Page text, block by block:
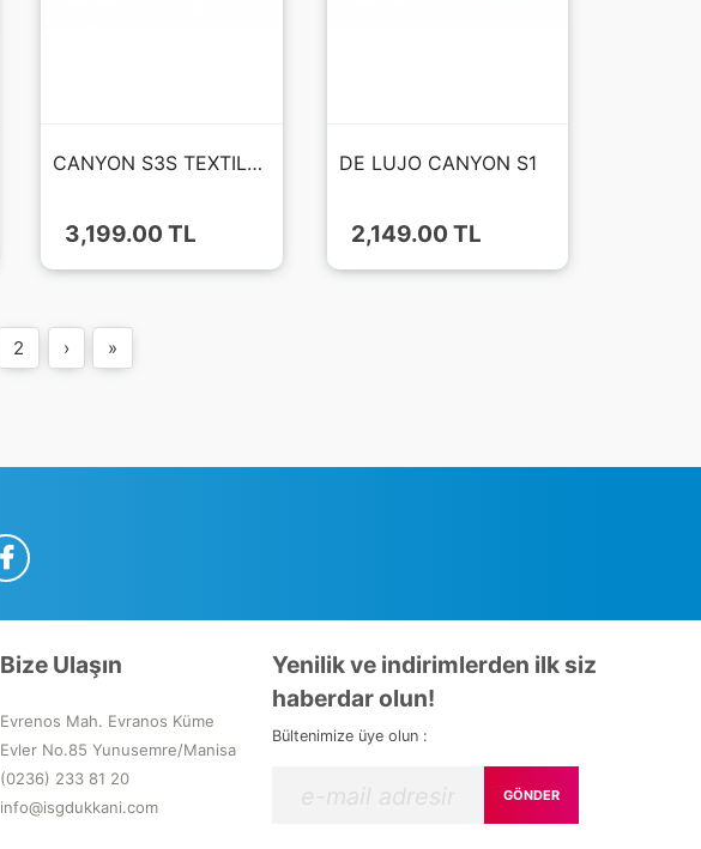
CANYON S3S TEXTILE AİR FİLE FIBERGLASS BURUN KAT - HRO - WR AYAKKABI
3,199.00 TL
DE LUJO CANYON S1
2,149.00 TL
2 › »
Bize Ulaşın
Evrenos Mah. Evranos Küme
Evler No.85 Yunusemre/Manisa
(0236) 233 81 20
info@isgdukkani.com
Yenilik ve indirimlerden ilk siz
haberdar olun!
Bültenimize üye olun :
GÖNDER